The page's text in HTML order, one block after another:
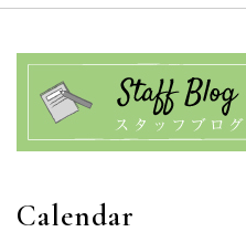
Calendar